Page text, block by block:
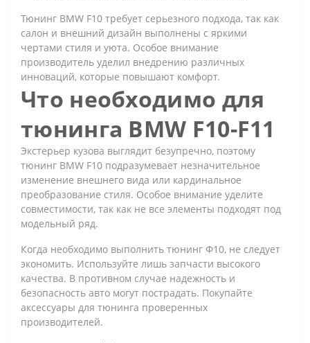
Тюнинг BMW F10 требует серьезного подхода, так как
салон и внешний дизайн выполнены с яркими
чертами стиля и уюта. Особое внимание
производитель уделил внедрению различных
инноваций, которые повышают комфорт.
Что необходимо для
тюнинга BMW F10-F11
Экстерьер кузова выглядит безупречно, поэтому
тюнинг BMW F10 подразумевает незначительное
изменение внешнего вида или кардинальное
преобразование стиля. Особое внимание уделите
совместимости, так как не все элементы подходят под
модельный ряд.
Когда необходимо выполнить тюнинг Ф10, не следует
экономить. Используйте лишь запчасти высокого
качества. В противном случае надежность и
безопасность авто могут пострадать. Покупайте
аксессуары для тюнинга проверенных
производителей.